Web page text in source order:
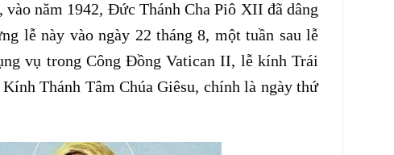
năm 1942, Đức Thánh Cha Piô XII đã dâng
lễ này vào ngày 22 tháng 8, một tuần sau lễ
vụ trong Công Đồng Vatican II, lễ kính Trái
Thánh Tâm Chúa Giêsu, chính là ngày thứ